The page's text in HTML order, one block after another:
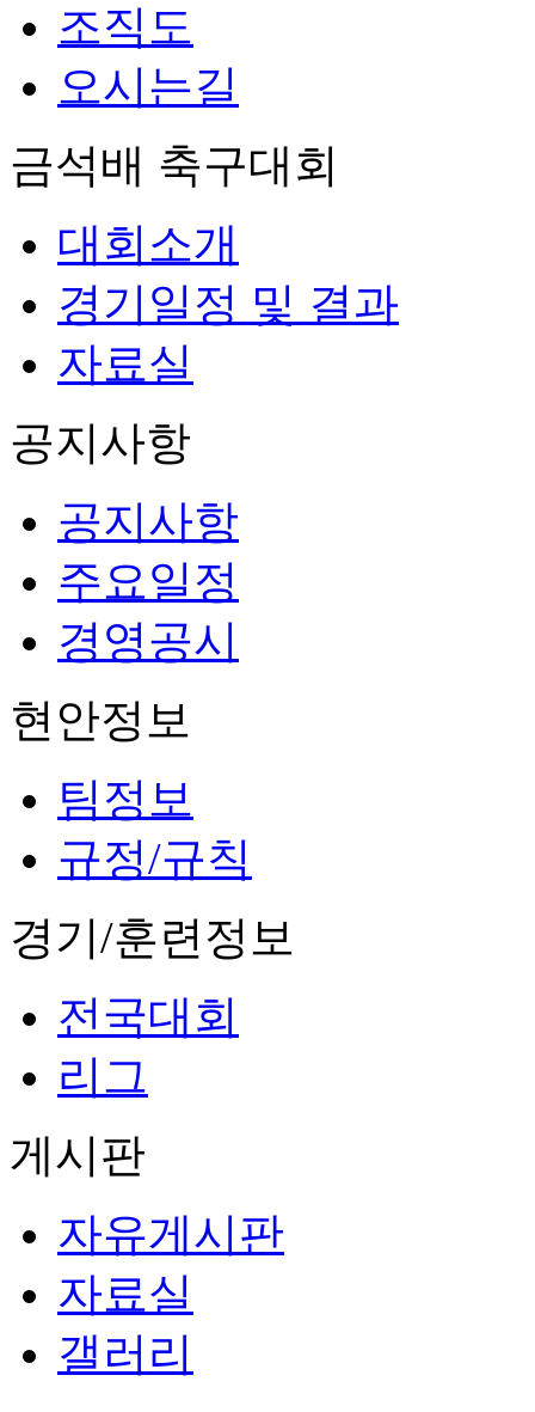
조직도
오시는길
금석배 축구대회
대회소개
경기일정 및 결과
자료실
공지사항
공지사항
주요일정
경영공시
현안정보
팀정보
규정/규칙
경기/훈련정보
전국대회
리그
게시판
자유게시판
자료실
갤러리